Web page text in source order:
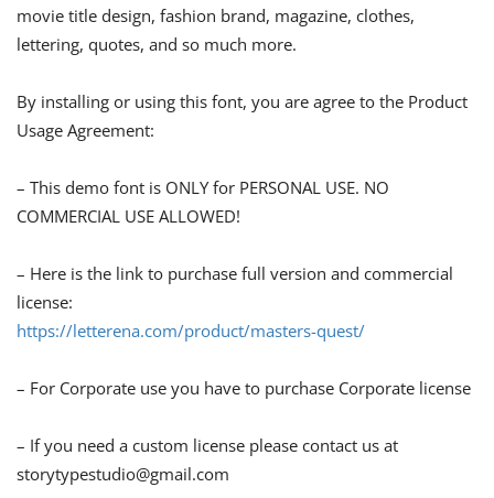
movie title design, fashion brand, magazine, clothes,
lettering, quotes, and so much more.
By installing or using this font, you are agree to the Product
Usage Agreement:
– This demo font is ONLY for PERSONAL USE. NO
COMMERCIAL USE ALLOWED!
– Here is the link to purchase full version and commercial
license:
https://letterena.com/product/masters-quest/
– For Corporate use you have to purchase Corporate license
– If you need a custom license please contact us at
storytypestudio@gmail.com